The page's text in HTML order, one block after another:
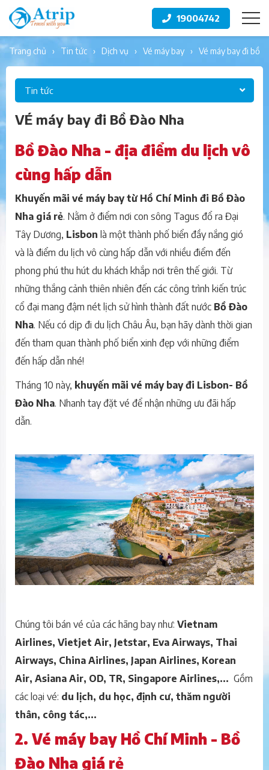
19004742
trang chủ tin tức dịch vụ vé máy bay vé máy bay đi bồ
Tin tức
VÉ máy bay đi Bồ Đào Nha
Bồ Đào Nha - địa điểm du lịch vô
cùng hấp dẫn
Khuyến mãi vé máy bay từ Hồ Chí Minh đi Bồ Đào
Nha giá rẻ. Nằm ở điểm nơi con sông Tagus đổ ra Đại
Tây Dương, Lisbon là một thành phố biển đầy nắng gió
và là điểm du lịch vô cùng hấp dẫn với nhiều điểm đến
phong phú thu hút du khách khắp nơi trên thế giới. Từ
những thắng cảnh thiên nhiên đến các công trình kiến trúc
cổ đại mang đậm nét lịch sử hình thành đất nước Bồ Đào
Nha. Nếu có dịp đi du lịch Châu Âu, bạn hãy dành thời gian
đến tham quan thành phố biển xinh đẹp với những điểm
đến hấp dẫn nhé!
Tháng 10 này, khuyến mãi vé máy bay đi Lisbon- Bồ
Đào Nha. Nhanh tay đặt vé để nhận những ưu đãi hấp
dẫn.
Chúng tôi bán vé của các hãng bay như: Vietnam
Airlines, Vietjet Air, Jetstar, Eva Airways, Thai
Airways, China Airlines, Japan Airlines, Korean
Air, Asiana Air, OD, TR, Singapore Airlines,... Gồm
các loại vé: du lịch, du học, định cư, thăm người
thân, công tác,...
2. Vé máy bay Hồ Chí Minh - Bồ
Đào Nha giá rẻ